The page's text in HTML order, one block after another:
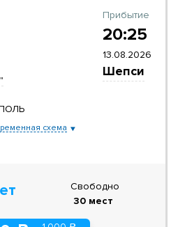
Прибытие
20:25
13.08.2026
Шепси
схема
Свободно
30 мест